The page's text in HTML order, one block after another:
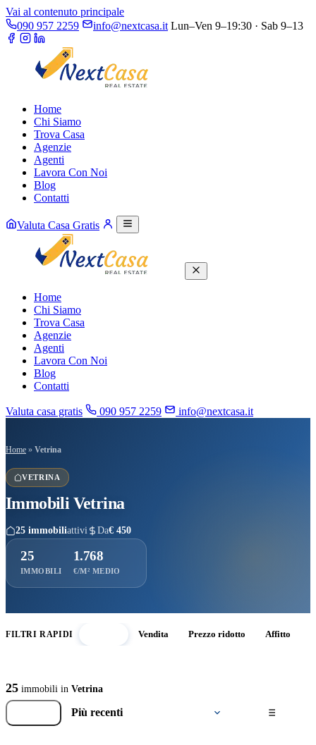
Vai al contenuto principale
090 957 2259
info@nextcasa.it Lun–Ven 9–19:30 · Sab 9–13
Home
Chi Siamo
Trova Casa
Agenzie
Agenti
Lavora Con Noi
Blog
Contatti
Valuta Casa Gratis
Home
Chi Siamo
Trova Casa
Agenzie
Agenti
Lavora Con Noi
Blog
Contatti
Valuta casa gratis 090 957 2259 info@nextcasa.it
Home » Vetrina
VETRINA
Immobili Vetrina
25 immobiliattivi Da€ 450
25
IMMOBILI
1.768
€/M² MEDIO
FILTRI RAPIDI Vendita Prezzo ridotto Affitto
25 immobili in Vetrina